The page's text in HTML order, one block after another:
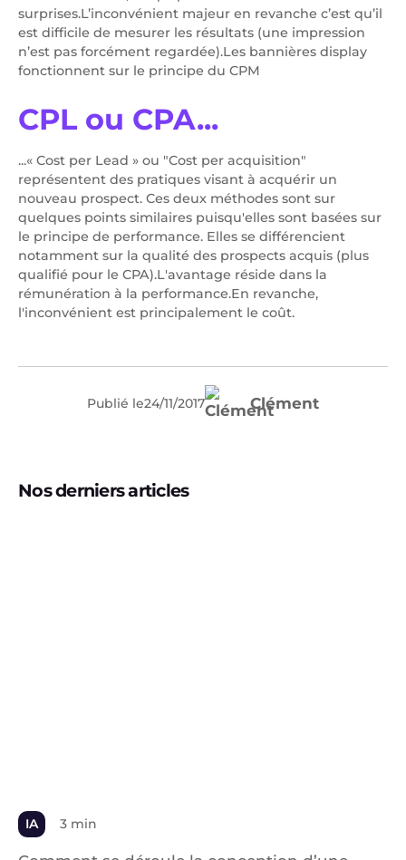
surprises.L’inconvénient majeur en revanche c’est qu’il
est difficile de mesurer les résultats (une impression
n’est pas forcément regardée).Les bannières display
fonctionnent sur le principe du CPM
CPL ou CPA...
...« Cost per Lead » ou "Cost per acquisition"
représentent des pratiques visant à acquérir un
nouveau prospect. Ces deux méthodes sont sur
quelques points similaires puisqu'elles sont basées sur
le principe de performance. Elles se différencient
notamment sur la qualité des prospects acquis (plus
qualifié pour le CPA).L'avantage réside dans la
rémunération à la performance.En revanche,
l'inconvénient est principalement le coût.
Publié le24/11/2017 Clément
Nos derniers articles
IA 3 min